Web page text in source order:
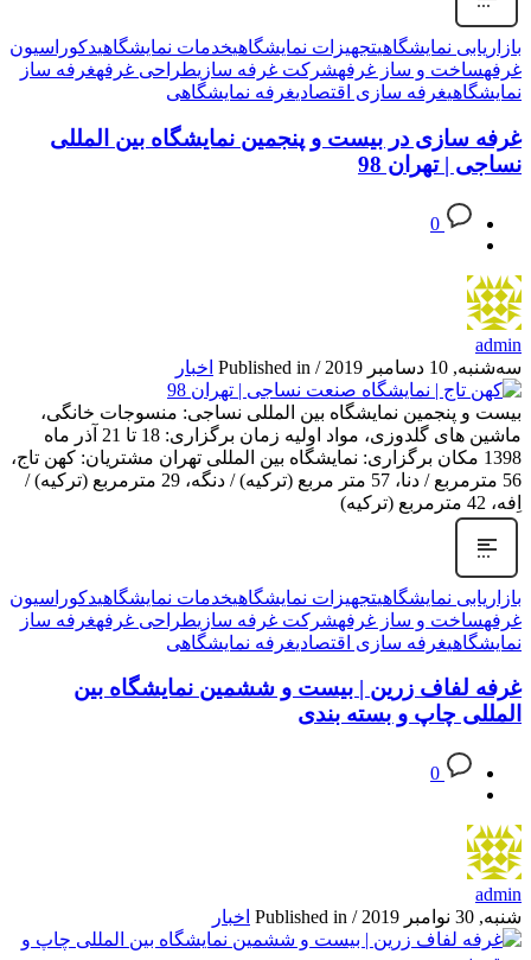
بازاریابی نمایشگاهیتجهیزات نمایشگاهیخدمات نمایشگاهیدکوراسیون
غرفهساخت و ساز غرفهشرکت غرفه سازیطراحی غرفهغرفه ساز
نمایشگاهیغرفه سازی اقتصادیغرفه نمایشگاهی
غرفه سازی در بیست و پنجمین نمایشگاه بین المللی
نساجی | تهران 98
0
admin
سه‌شنبه, 10 دسامبر 2019
/
Published in اخبار
بیست و پنجمین نمایشگاه بین المللی نساجی: منسوجات خانگی،
ماشین های گلدوزی، مواد اولیه زمان برگزاری: 18 تا 21 آذر ماه
1398 مکان برگزاری: نمایشگاه بین المللی تهران مشتریان: کهن تاج،
56 مترمربع / دنا، 57 متر مربع (ترکیه) / دنگه، 29 مترمربع (ترکیه) /
اِفه، 42 مترمربع (ترکیه)
بازاریابی نمایشگاهیتجهیزات نمایشگاهیخدمات نمایشگاهیدکوراسیون
غرفهساخت و ساز غرفهشرکت غرفه سازیطراحی غرفهغرفه ساز
نمایشگاهیغرفه سازی اقتصادیغرفه نمایشگاهی
غرفه لفاف زرین | بیست و ششمین نمایشگاه بین
المللی چاپ و بسته بندی
0
admin
شنبه, 30 نوامبر 2019
/
Published in اخبار